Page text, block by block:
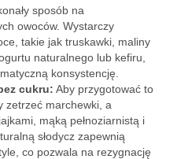
sposób na
owoców. Wystarczy
takie jak truskawki, maliny
naturalnego lub kefiru,
konsystencję.
cukru: Aby przygotować to
zetrzeć marchewki, a
mąką pełnoziarnistą i
słodycz zapewnią
co pozwala na rezygnację